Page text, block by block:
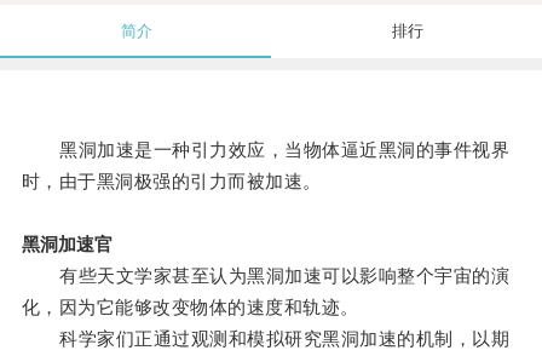
简介 排行
黑洞加速是一种引力效应，当物体逼近黑洞的事件视界
时，由于黑洞极强的引力而被加速。
黑洞加速官
有些天文学家甚至认为黑洞加速可以影响整个宇宙的演
化，因为它能够改变物体的速度和轨迹。
科学家们正通过观测和模拟研究黑洞加速的机制，以期